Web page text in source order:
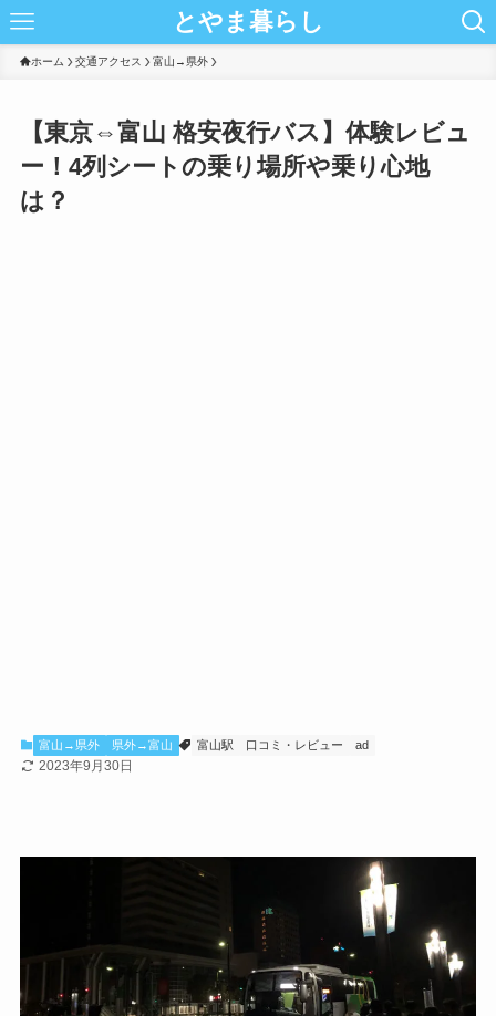
とやま暮らし
ホーム 交通アクセス 富山→県外
【東京⇔富山 格安夜行バス】体験レビュ
ー！4列シートの乗り場所や乗り心地
は？
富山→県外 県外→富山 富山駅 口コミ・レビュー ad
2023年9月30日